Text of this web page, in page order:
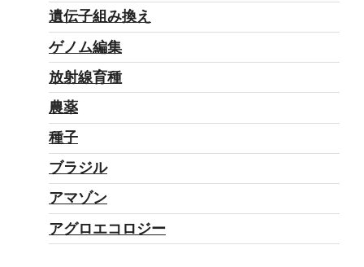
遺伝子組み換え
ゲノム編集
放射線育種
農薬
種子
ブラジル
アマゾン
アグロエコロジー